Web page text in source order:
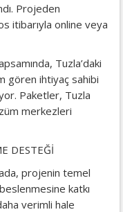
Projeden
itibarıyla online veya
Tuzla’daki
gören ihtiyaç sahibi
Paketler, Tuzla
merkezleri
DESTEĞİ
projenin temel
beslenmesine katkı
verimli hale